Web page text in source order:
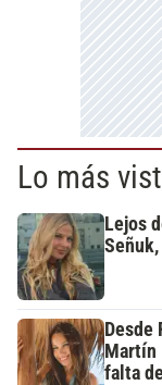
Lo más
Lejos
Desde
Martín
falta